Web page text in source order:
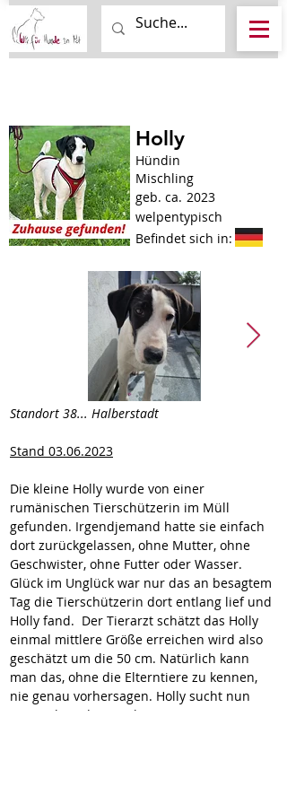
Holly
Hündin
Mischling
geb. ca. 2023
welpentypisch
Befindet sich in:
Standort 38... Halberstadt
Stand 03.06.2023
Die kleine Holly wurde von einer
rumänischen Tierschützerin im Müll
gefunden. Irgendjemand hatte sie einfach
dort zurückgelassen, ohne Mutter, ohne
Geschwister, ohne Futter oder Wasser.
Glück im Unglück war nur das an besagtem
Tag die Tierschützerin dort entlang lief und
Holly fand.  Der Tierarzt schätzt das Holly
einmal mittlere Größe erreichen wird also
geschätzt um die 50 cm. Natürlich kann
man das, ohne die Elterntiere zu kennen,
nie genau vorhersagen. Holly sucht nun
einen Platz, den sie ihr zu Hause nennen